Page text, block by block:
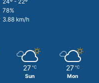
78%
3.88 km/h
27 ℃
Sun
27 ℃
Mon